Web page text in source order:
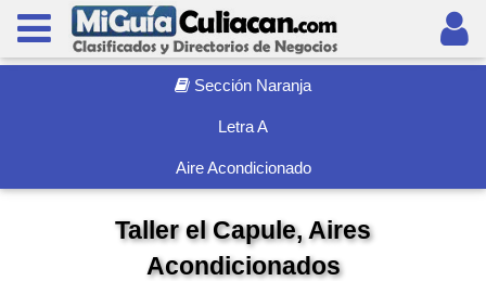
Sección Naranja
Letra A
Aire Acondicionado
Taller el Capule, Aires
Acondicionados